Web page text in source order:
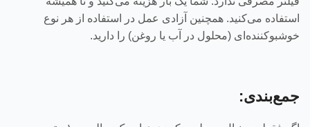
استفاده می‌کنید. همچنین آزادی عمل در استفاده از هر نوع
خوشبوکننده‌ای (محلول در آب یا روغن) را دارید.
جمع‌بندی: